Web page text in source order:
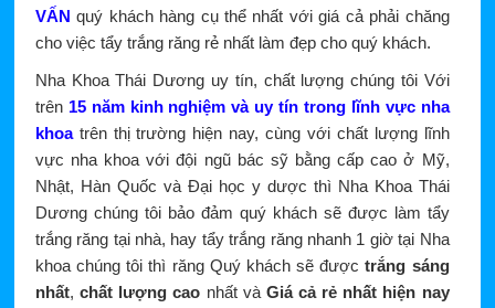
VẤN quý khách hàng cụ thể nhất với giá cả phải chăng
cho việc tẩy trắng răng rẻ nhất làm đẹp cho quý khách.
Nha Khoa Thái Dương uy tín, chất lượng chúng tôi Với
trên 15 năm kinh nghiệm và uy tín trong lĩnh vực nha
khoa trên thị trường hiện nay, cùng với chất lượng lĩnh
vực nha khoa với đội ngũ bác sỹ bằng cấp cao ở Mỹ,
Nhật, Hàn Quốc và Đại học y dược thì Nha Khoa Thái
Dương chúng tôi bảo đảm quý khách sẽ được làm tẩy
trắng răng tại nhà, hay tẩy trắng răng nhanh 1 giờ tại Nha
khoa chúng tôi thì răng Quý khách sẽ đượctrắng sáng
nhất,chất lượng cao nhất và Giá cả rẻ nhất hiện nay